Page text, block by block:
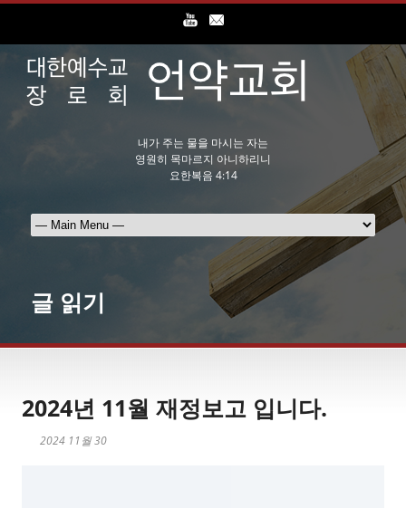
내가 주는 물을 마시는 자는
영원히 목마르지 아니하리니
요한복음 4:14
글 읽기
2024년 11월 재정보고 입니다.
2024 11월 30